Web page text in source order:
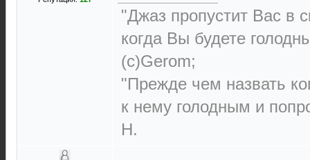
"Джаз пропустит Вас в
когда Вы будете
(с)Gerom;
"Прежде чем назвать
к нему голодным и
Н.